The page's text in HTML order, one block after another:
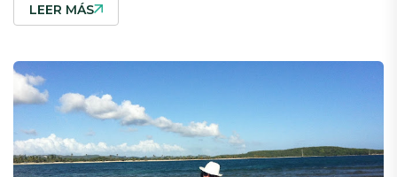
LEER MÁS